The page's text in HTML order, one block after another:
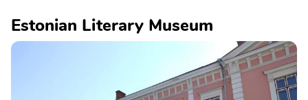
Estonian Literary Museum